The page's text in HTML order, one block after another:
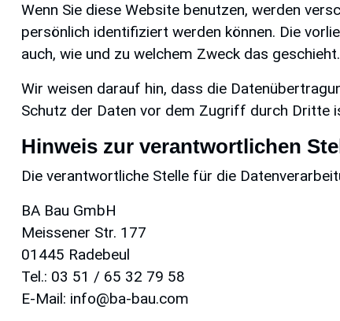
Wenn Sie diese Website benutzen, werden
persönlich identifiziert werden können. Die
auch, wie und zu welchem Zweck das geschieht.
Wir weisen darauf hin, dass die
Schutz der Daten vor dem Zugriff durch Dritte
Hinweis zur verantwortlichen
Die verantwortliche Stelle für die
BA Bau GmbH
Meissener Str. 177
01445 Radebeul
Tel.: 03 51 / 65 32 79 58
E-Mail: info@ba-bau.com